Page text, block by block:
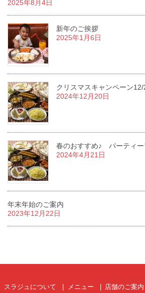
2025年8月4日
新年のご挨拶
2025年1月6日
クリスマスキャンペーン
2024年12月20日
春のおすすめ♪ パーティー
2024年4月21日
年末年始のご案内
2023年12月22日
スラジュについて メニュー 店舗のご案内